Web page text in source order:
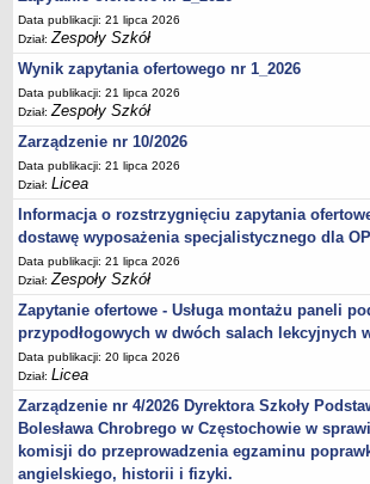
Data publikacji: 21 lipca 2026
Dział:Zespoły Szkół
Wynik zapytania ofertowego nr 1_2026
Data publikacji: 21 lipca 2026
Dział:Zespoły Szkół
Zarządzenie nr 10/2026
Data publikacji: 21 lipca 2026
Dział:Licea
Informacja o rozstrzygnięciu zapytania
dostawę wyposażenia specjalistycznego dla
Data publikacji: 21 lipca 2026
Dział:Zespoły Szkół
Zapytanie ofertowe - Usługa montażu paneli
przypodłogowych w dwóch salach lekcyjnych
Data publikacji: 20 lipca 2026
Dział:Licea
Zarządzenie nr 4/2026 Dyrektora Szkoły
Bolesława Chrobrego w Częstochowie w
komisji do przeprowadzenia egzaminu
angielskiego, historii i fizyki.